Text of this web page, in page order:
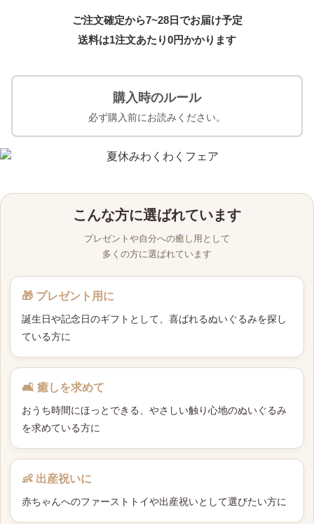
ご注文確定から7~28日でお届け予定
送料は1注文あたり0円かかります
購入時のルール
必ず購入前にお読みください。
こんな方に選ばれています
プレゼントや自分への癒し用として
多くの方に選ばれています
🎁 プレゼント用に
誕生日や記念日のギフトとして、喜ばれるぬいぐるみを探し
ている方に
🛋 癒しを求めて
おうち時間にほっとできる、やさしい触り心地のぬいぐるみ
を求めている方に
👶 出産祝いに
赤ちゃんへのファーストトイや出産祝いとして選びたい方に